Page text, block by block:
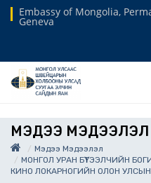
Embassy of Mongolia,
Geneva
МЭДЭЭ МЭДЭЭЛЭЛ
Мэдээ Мэдээлэл
МОНГОЛ УРАН БҮТЭЭЛЧИЙН
КИНО ЛОКАРНОГИЙН ОЛОН